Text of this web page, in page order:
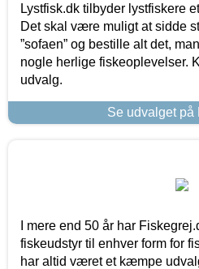
Lystfisk.dk tilbyder lystfiskere
Det skal være muligt at sidde
”sofaen” og bestille alt det,
nogle herlige fiskeoplevelser.
udvalg.
Se udvalget på
I mere end 50 år har
fiskeudstyr til enhver form for
har altid været et kæmpe